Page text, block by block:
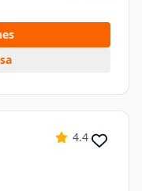
4.4